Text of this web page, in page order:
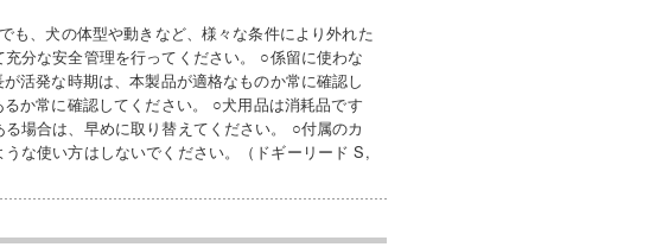
も、犬の体型や動きなど、様々な条件により外れた
分な安全管理を行ってください。 ○係留に使わな
活発な時期は、本製品が適格なものか常に確認し
か常に確認してください。 ○犬用品は消耗品です
場合は、早めに取り替えてください。 ○付属のカ
な使い方はしないでください。（ドギーリード S,